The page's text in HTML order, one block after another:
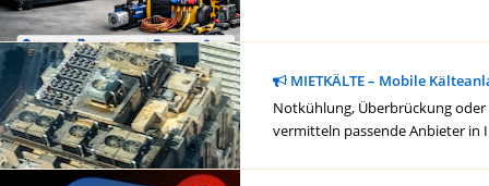
MIETKÄLTE – Mobile
Notkühlung, Überbrückung
vermitteln passende Anbieter in